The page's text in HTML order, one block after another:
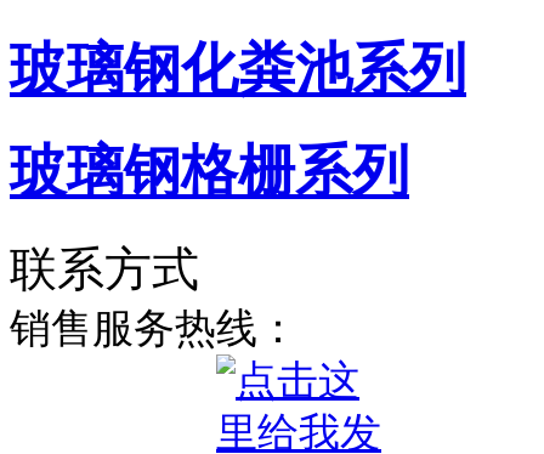
玻璃钢化粪池系列
玻璃钢格栅系列
联系方式
销售服务热线：